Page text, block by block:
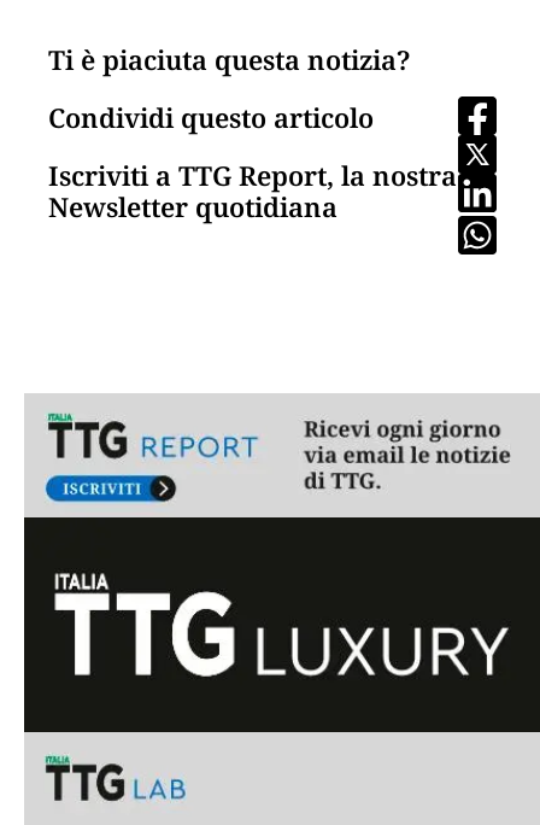
Ti è piaciuta questa notizia?
Condividi questo articolo
Iscriviti a TTG Report, la nostra
Newsletter quotidiana